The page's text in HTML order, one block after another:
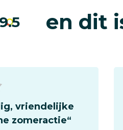
9.5 en dit
vriendelijke
zomeractie“